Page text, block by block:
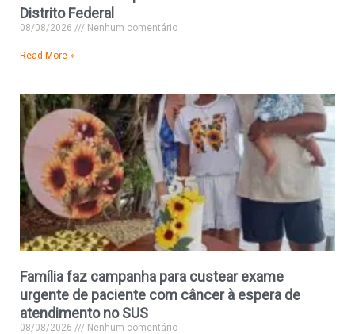
Distrito Federal
08/08/2026 Nenhum comentário
Read More »
Família faz campanha para custear exame
urgente de paciente com câncer à espera de
atendimento no SUS
08/08/2026 Nenhum comentário